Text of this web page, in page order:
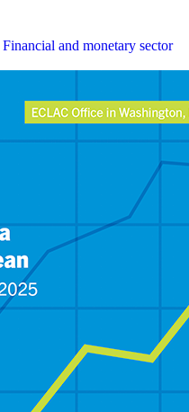
Financial and monetary sector